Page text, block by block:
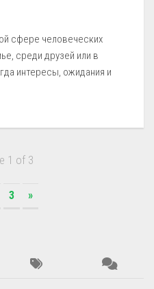
сфере человеческих
среди друзей или в
интересы, ожидания и
1 of 3
3 »